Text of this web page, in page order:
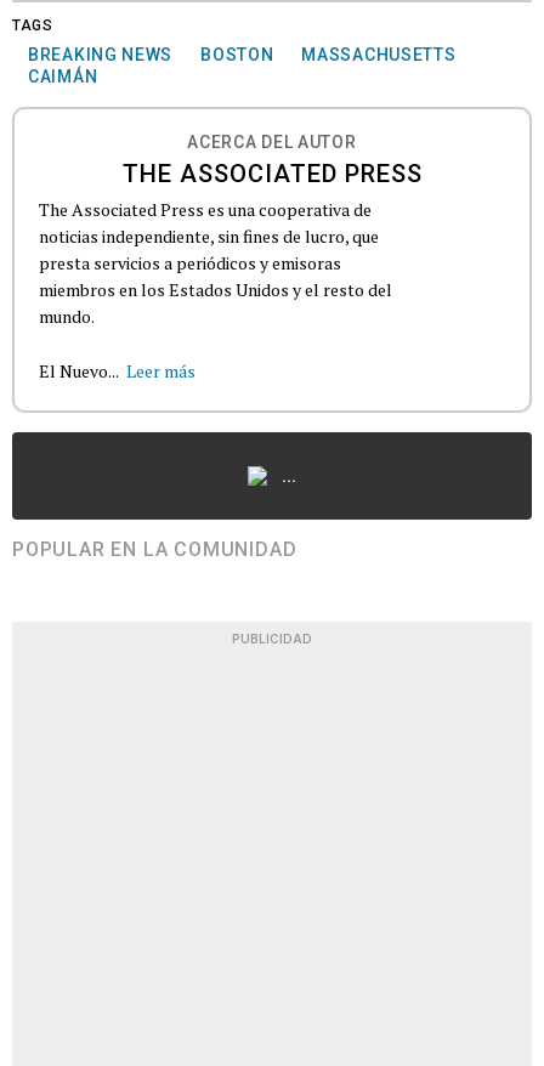
TAGS
BREAKING NEWS BOSTON
MASSACHUSETTS
CAIMÁN
ACERCA DEL AUTOR
THE ASSOCIATED PRESS
The Associated Press es una cooperativa de
noticias independiente, sin fines de lucro, que
presta servicios a periódicos y emisoras
miembros en los Estados Unidos y el resto del
mundo.
El Nuevo... Leer más
...
POPULAR EN LA COMUNIDAD
PUBLICIDAD